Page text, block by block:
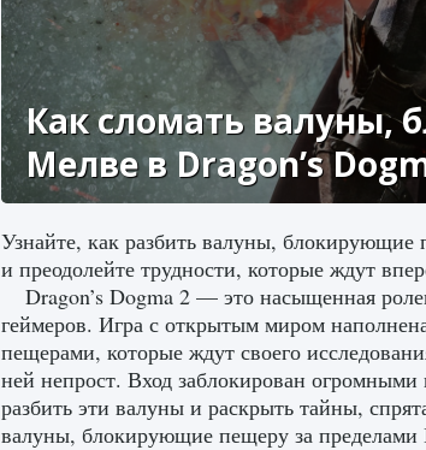
Как сломать валуны,
Мелве в Dragon’s
Узнайте, как разбить валуны, блокирующие
и преодолейте трудности, которые ждут
Dragon’s Dogma 2 — это насыщенная
геймеров. Игра с открытым миром
пещерами, которые ждут своего
ней непрост. Вход заблокирован
разбить эти валуны и раскрыть тайны,
валуны, блокирующие пещеру за пределами